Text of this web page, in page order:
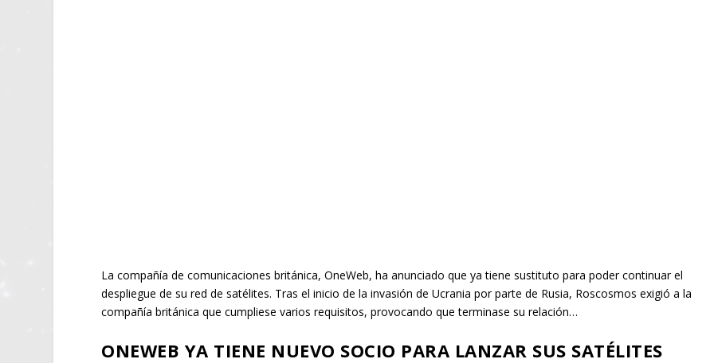
La compañía de comunicaciones británica, OneWeb, ha anunciado que ya tiene sustituto para poder continuar el
despliegue de su red de satélites. Tras el inicio de la invasión de Ucrania por parte de Rusia, Roscosmos exigió a la
compañía británica que cumpliese varios requisitos, provocando que terminase su relación…
ONEWEB YA TIENE NUEVO SOCIO PARA LANZAR SUS SATÉLITES